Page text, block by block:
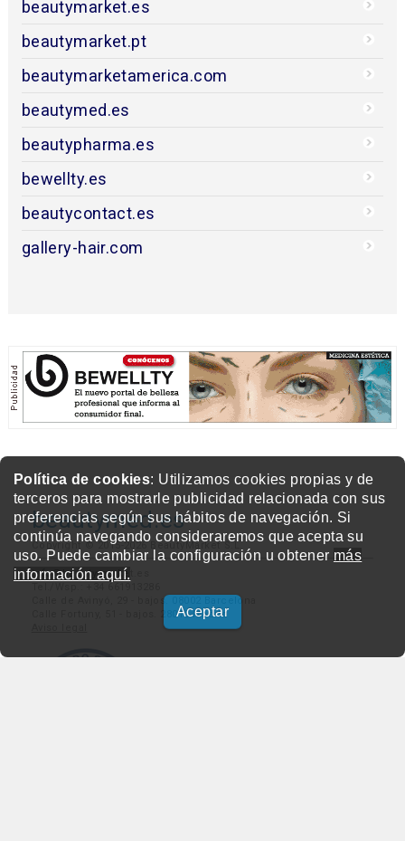
Política de cookies: Utilizamos cookies propias y de
terceros para mostrarle publicidad relacionada con sus
preferencias según sus hábitos de navegación. Si
continúa navegando consideraremos que acepta su
uso. Puede cambiar la configuración u obtener más
información aquí.
Aceptar
beautymarket.es
beautymarket.pt
beautymarketamerica.com
beautymed.es
beautypharma.es
bewellty.es
beautycontact.es
gallery-hair.com
beautymed.es
Copyright © 2015-2026 BeautyMarket S.L.
info@beautymarket.es
Calle de Avinyó, 29 - bajos. 08002 Barcelona
Calle Fortuny, 51 - bajos. 28010 Madrid